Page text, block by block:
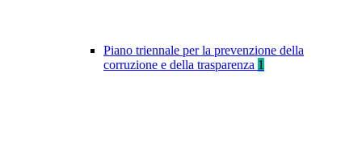
Piano triennale per la prevenzione della
corruzione e della trasparenza 1